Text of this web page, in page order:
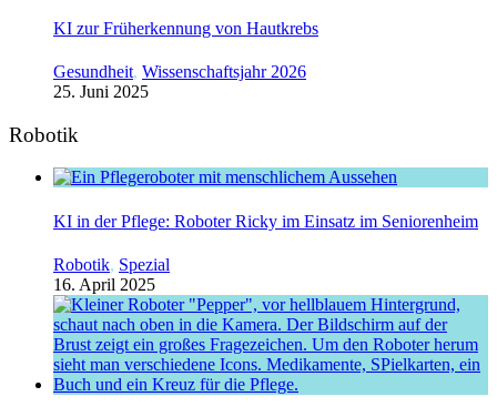
KI zur Früherkennung von Hautkrebs
Gesundheit, Wissenschaftsjahr 2026
25. Juni 2025
Robotik
KI in der Pflege: Roboter Ricky im Einsatz im Seniorenheim
Robotik, Spezial
16. April 2025